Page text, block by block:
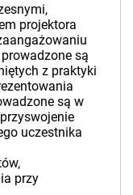
projektora
są
z praktyki
są w
uczestnika
przy